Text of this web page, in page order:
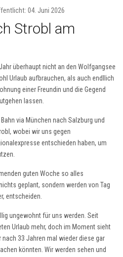
04. Juni 2026
Strobl am
überhaupt nicht an den Wolfgangsee
Urlaub aufbrauchen, als auch endllich
einer Freundin und die Gegend
lassen.
via München nach Salzburg und
wobei wir uns gegen
entschieden haben, um
guten Woche so alles
geplant, sondern werden von Tag
entscheiden.
ungewohnt für uns werden. Seit
Urlaub mehr, doch im Moment sieht
33 Jahren mal wieder diese gar
könnten. Wir werden sehen und